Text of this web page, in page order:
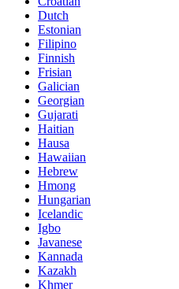
Dutch
Estonian
Filipino
Finnish
Frisian
Galician
Georgian
Gujarati
Haitian
Hausa
Hawaiian
Hebrew
Hmong
Hungarian
Icelandic
Igbo
Javanese
Kannada
Kazakh
Khmer